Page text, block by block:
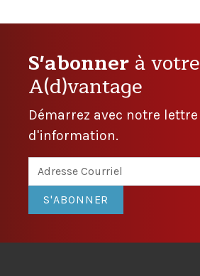
S'abonnerà votre
A(d)vantage
Démarrez avec notre lettre
d'information.
S'ABONNER